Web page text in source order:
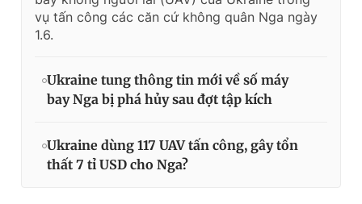
vụ tấn công các căn cứ không quân Nga ngày
1.6.
Ukraine tung thông tin mới về số máy
bay Nga bị phá hủy sau đợt tập kích
Ukraine dùng 117 UAV tấn công, gây tổn
thất 7 tỉ USD cho Nga?